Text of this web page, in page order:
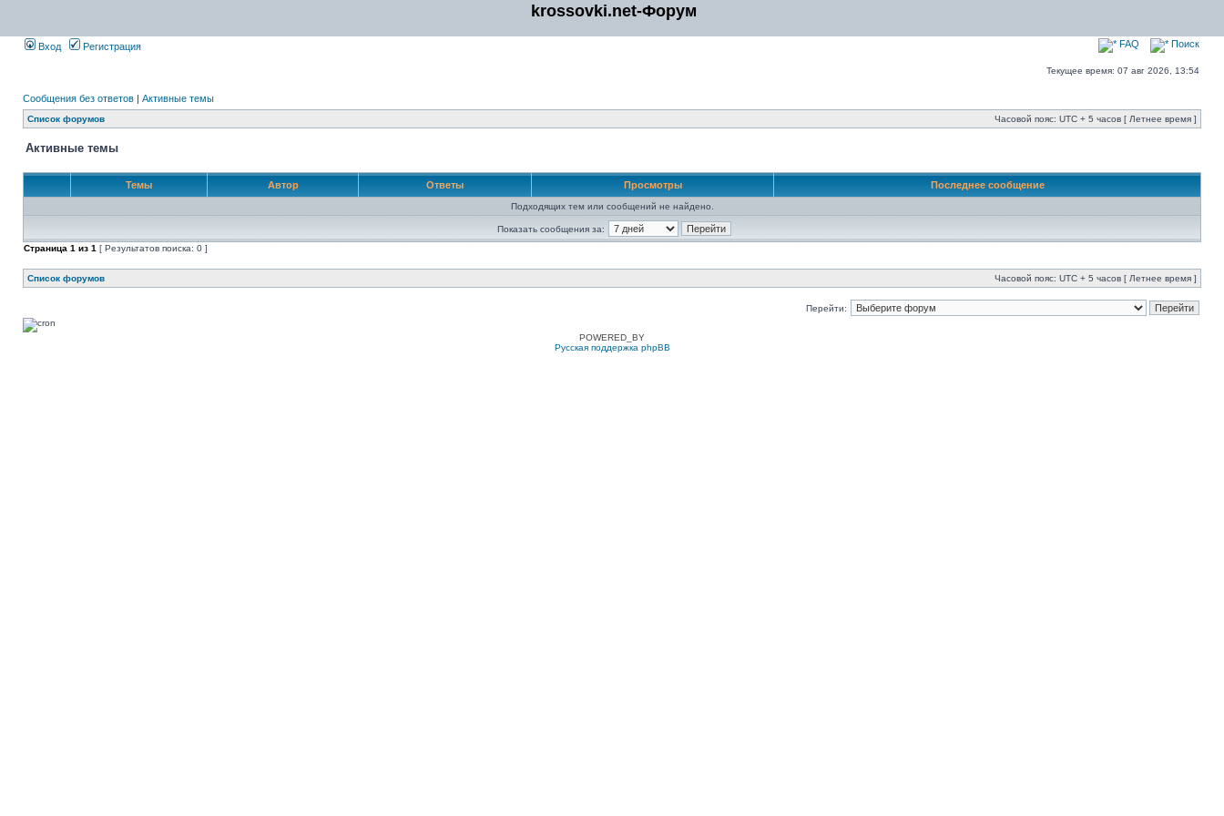
krossovki.net-Форум
Вход Регистрация FAQ Поиск
Текущее время: 07 авг 2026, 13:54
Сообщения без ответов | Активные темы
Список форумов Часовой пояс: UTC + 5 часов [ Летнее время ]
Активные темы
Темы Автор Ответы Просмотры Последнее сообщение
Подходящих тем или сообщений не найдено.
Показать сообщения за:
Страница 1 из 1 [ Результатов поиска: 0 ]
Список форумов Часовой пояс: UTC + 5 часов [ Летнее время ]
Перейти:
POWERED_BY
Русская поддержка phpBB